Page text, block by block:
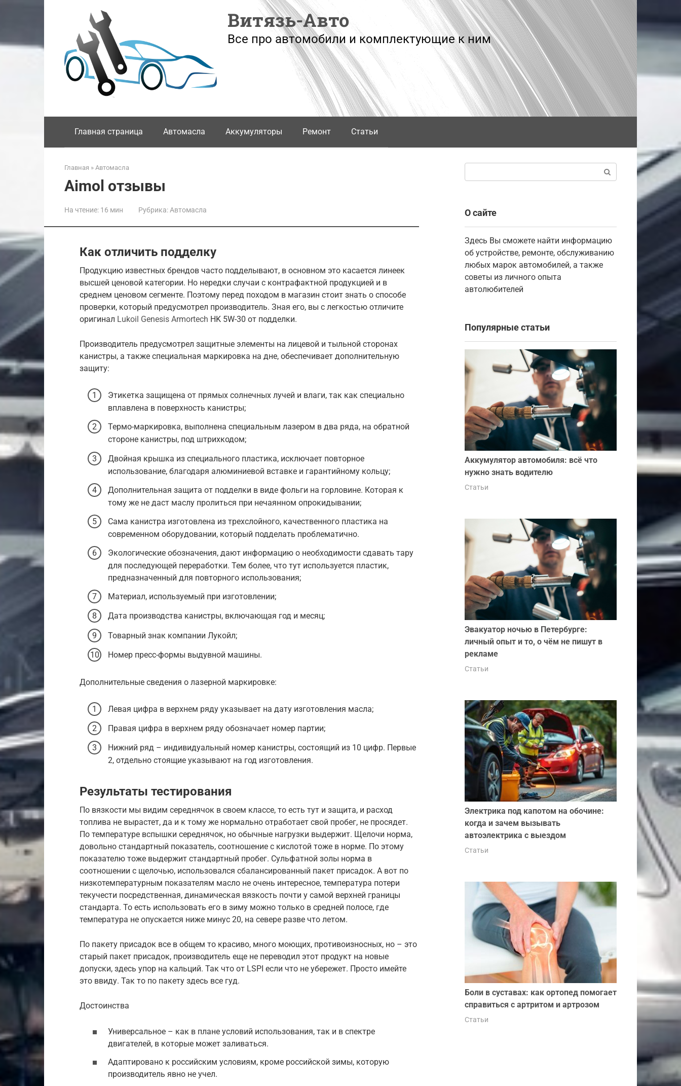
Витязь-Авто
Все про автомобили и комплектующие к ним
Главная страница Автомасла Аккумуляторы Ремонт Статьи
Главная » Автомасла
Aimol отзывы
На чтение: 16 мин Рубрика: Автомасла
Как отличить подделку
Продукцию известных брендов часто подделывают, в основном это касается линеек
высшей ценовой категории. Но нередки случаи с контрафактной продукцией и в
среднем ценовом сегменте. Поэтому перед походом в магазин стоит знать о способе
проверки, который предусмотрел производитель. Зная его, вы с легкостью отличите
оригинал Lukoil Genesis Armortech HK 5W-30 от подделки.
Производитель предусмотрел защитные элементы на лицевой и тыльной сторонах
канистры, а также специальная маркировка на дне, обеспечивает дополнительную
защиту:
Этикетка защищена от прямых солнечных лучей и влаги, так как специально
вплавлена в поверхность канистры;
Термо-маркировка, выполнена специальным лазером в два ряда, на обратной
стороне канистры, под штрихкодом;
Двойная крышка из специального пластика, исключает повторное
использование, благодаря алюминиевой вставке и гарантийному кольцу;
Дополнительная защита от подделки в виде фольги на горловине. Которая к
тому же не даст маслу пролиться при нечаянном опрокидывании;
Сама канистра изготовлена из трехслойного, качественного пластика на
современном оборудовании, который подделать проблематично.
Экологические обозначения, дают информацию о необходимости сдавать тару
для последующей переработки. Тем более, что тут используется пластик,
предназначенный для повторного использования;
Материал, используемый при изготовлении;
Дата производства канистры, включающая год и месяц;
Товарный знак компании Лукойл;
Номер пресс-формы выдувной машины.
Дополнительные сведения о лазерной маркировке:
Левая цифра в верхнем ряду указывает на дату изготовления масла;
Правая цифра в верхнем ряду обозначает номер партии;
Нижний ряд – индивидуальный номер канистры, состоящий из 10 цифр. Первые
2, отдельно стоящие указывают на год изготовления.
Результаты тестирования
По вязкости мы видим середнячок в своем классе, то есть тут и защита, и расход
топлива не вырастет, да и к тому же нормально отработает свой пробег, не просядет.
По температуре вспышки середнячок, но обычные нагрузки выдержит. Щелочи норма,
довольно стандартный показатель, соотношение с кислотой тоже в норме. По этому
показателю тоже выдержит стандартный пробег. Сульфатной золы норма в
соотношении с щелочью, использовался сбалансированный пакет присадок. А вот по
низкотемпературным показателям масло не очень интересное, температура потери
текучести посредственная, динамическая вязкость почти у самой верхней границы
стандарта. То есть использовать его в зиму можно только в средней полосе, где
температура не опускается ниже минус 20, на севере разве что летом.
По пакету присадок все в общем то красиво, много моющих, противоизносных, но – это
старый пакет присадок, производитель еще не переводил этот продукт на новые
допуски, здесь упор на кальций. Так что от LSPI если что не убережет. Просто имейте
это ввиду. Так то по пакету здесь все гуд.
Достоинства
Универсальное – как в плане условий использования, так и в спектре
двигателей, в которые может заливаться.
Адаптировано к российским условиям, кроме российской зимы, которую
производитель явно не учел.
О сайте
Здесь Вы сможете найти информацию
об устройстве, ремонте, обслуживанию
любых марок автомобилей, а также
советы из личного опыта
автолюбителей
Популярные статьи
Аккумулятор автомобиля: всё что
нужно знать водителю
Статьи
Эвакуатор ночью в Петербурге:
личный опыт и то, о чём не пишут в
рекламе
Статьи
Электрика под капотом на обочине:
когда и зачем вызывать
автоэлектрика с выездом
Статьи
Боли в суставах: как ортопед помогает
справиться с артритом и артрозом
Статьи